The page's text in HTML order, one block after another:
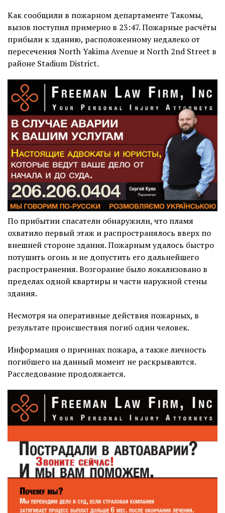
Как сообщили в пожарном департаменте Такомы,
вызов поступил примерно в 23:47. Пожарные расчёты
прибыли к зданию, расположенному недалеко от
пересечения North Yakima Avenue и North 2nd Street в
районе Stadium District.
По прибытии спасатели обнаружили, что пламя
охватило первый этаж и распространялось вверх по
внешней стороне здания. Пожарным удалось быстро
потушить огонь и не допустить его дальнейшего
распространения. Возгорание было локализовано в
пределах одной квартиры и части наружной стены
здания.
Несмотря на оперативные действия пожарных, в
результате происшествия погиб один человек.
Информация о причинах пожара, а также личность
погибшего на данный момент не раскрываются.
Расследование продолжается.